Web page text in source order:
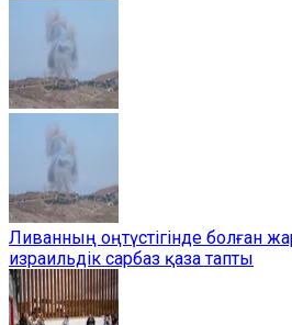
Ливанның оңтүстігінде болған
израильдік сарбаз қаза тапты